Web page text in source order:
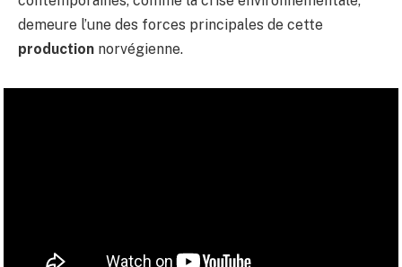
demeure l’une des forces principales de cette
production norvégienne.